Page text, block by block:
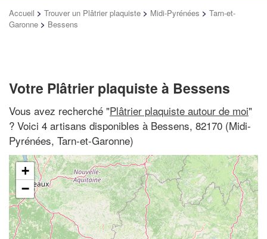
Accueil > Trouver un Plâtrier plaquiste > Midi-Pyrénées > Tarn-et-
Garonne > Bessens
Votre Plâtrier plaquiste à Bessens
Vous avez recherché "Plâtrier plaquiste autour de moi"
? Voici 4 artisans disponibles à Bessens, 82170 (Midi-
Pyrénées, Tarn-et-Garonne)
+
−